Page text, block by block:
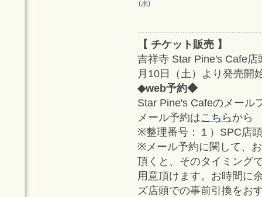
(水)
【 チケット販売 】
吉祥寺 Star Pine's Cafe
月10日（土）より発売開
◆web予約◆
Star Pine's Cafeのメール
メール予約はこちらから
※整理番号：１）SPC店
※メール予約に関して、
頂くと、そのタイミング
用意頂けます。お時間に
ズ店頭での事前引換をお